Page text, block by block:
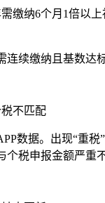
缴纳6个月1倍以
连续缴纳且基数达
不匹配
数据。出现“重税
个税申报金额严重